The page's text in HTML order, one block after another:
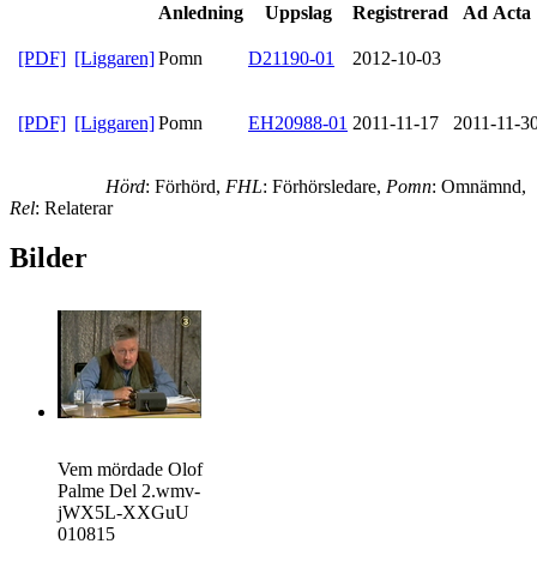
Anledning Uppslag Registrerad Ad Acta
[PDF] [Liggaren]Pomn D21190-01 2012-10-03
[PDF] [Liggaren]Pomn EH20988-01 2011-11-17 2011-11-
Hörd: Förhörd, FHL: Förhörsledare, Pomn: Omnämnd,
Rel: Relaterar
Bilder
Vem mördade Olof
Palme Del 2.wmv-
jWX5L-XXGuU
010815